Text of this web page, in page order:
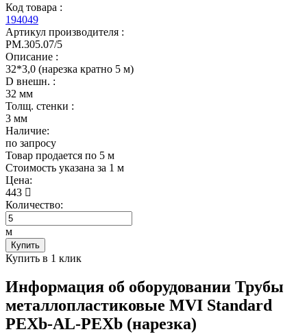
Код товара :
194049
Артикул производителя :
PM.305.07/5
Описание :
32*3,0 (нарезка кратно 5 м)
D внешн. :
32 мм
Толщ. стенки :
3 мм
Наличие:
по запросу
Товар продается по 5 м
Cтоимость указана за 1 м
Цена:
443
Количество:
м
Купить
Купить в 1 клик
Информация об оборудовании Трубы
металлопластиковые MVI Standard
PEXb-AL-PEXb (нарезка)